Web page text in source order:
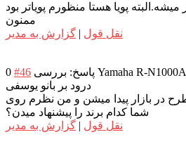
ممنون
نقل قول | گزارش به مدیر
0 #46 پاسخ: بررسی Yamaha R-N1000A
درود بر بانو یوسفی
شما کدام برند را پیشنهاد میدن؟
نقل قول | گزارش به مدیر